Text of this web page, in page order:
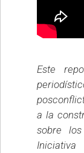
Este
a la
sobre